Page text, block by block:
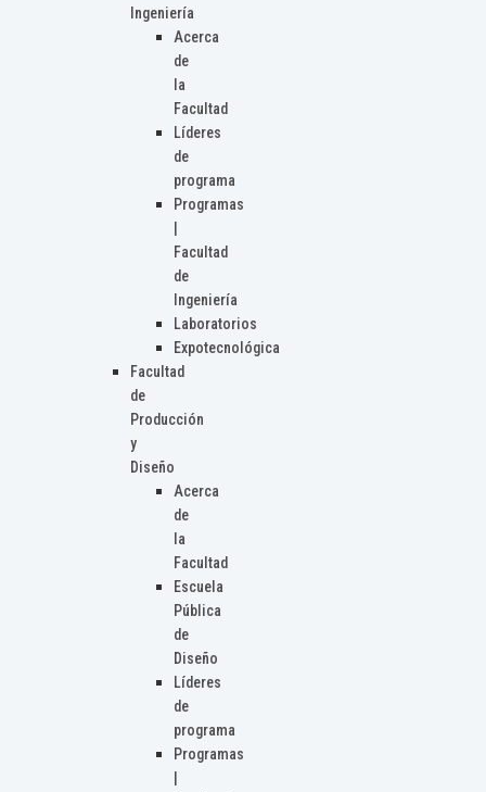
Ingeniería
Acerca
de
la
Facultad
Líderes
de
programa
Programas
Facultad
de
Ingeniería
Laboratorios
Expotecnológica
Facultad
de
Producción
y
Diseño
Acerca
de
la
Facultad
Escuela
Pública
de
Diseño
Líderes
de
programa
Programas